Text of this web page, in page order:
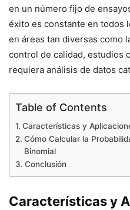
en un número fijo de
éxito es constante en todos
en áreas tan diversas como
control de calidad, estudios
requiera análisis de datos
Table of Contents
Características y
Cómo Calcular la
Binomial
Conclusión
Características y